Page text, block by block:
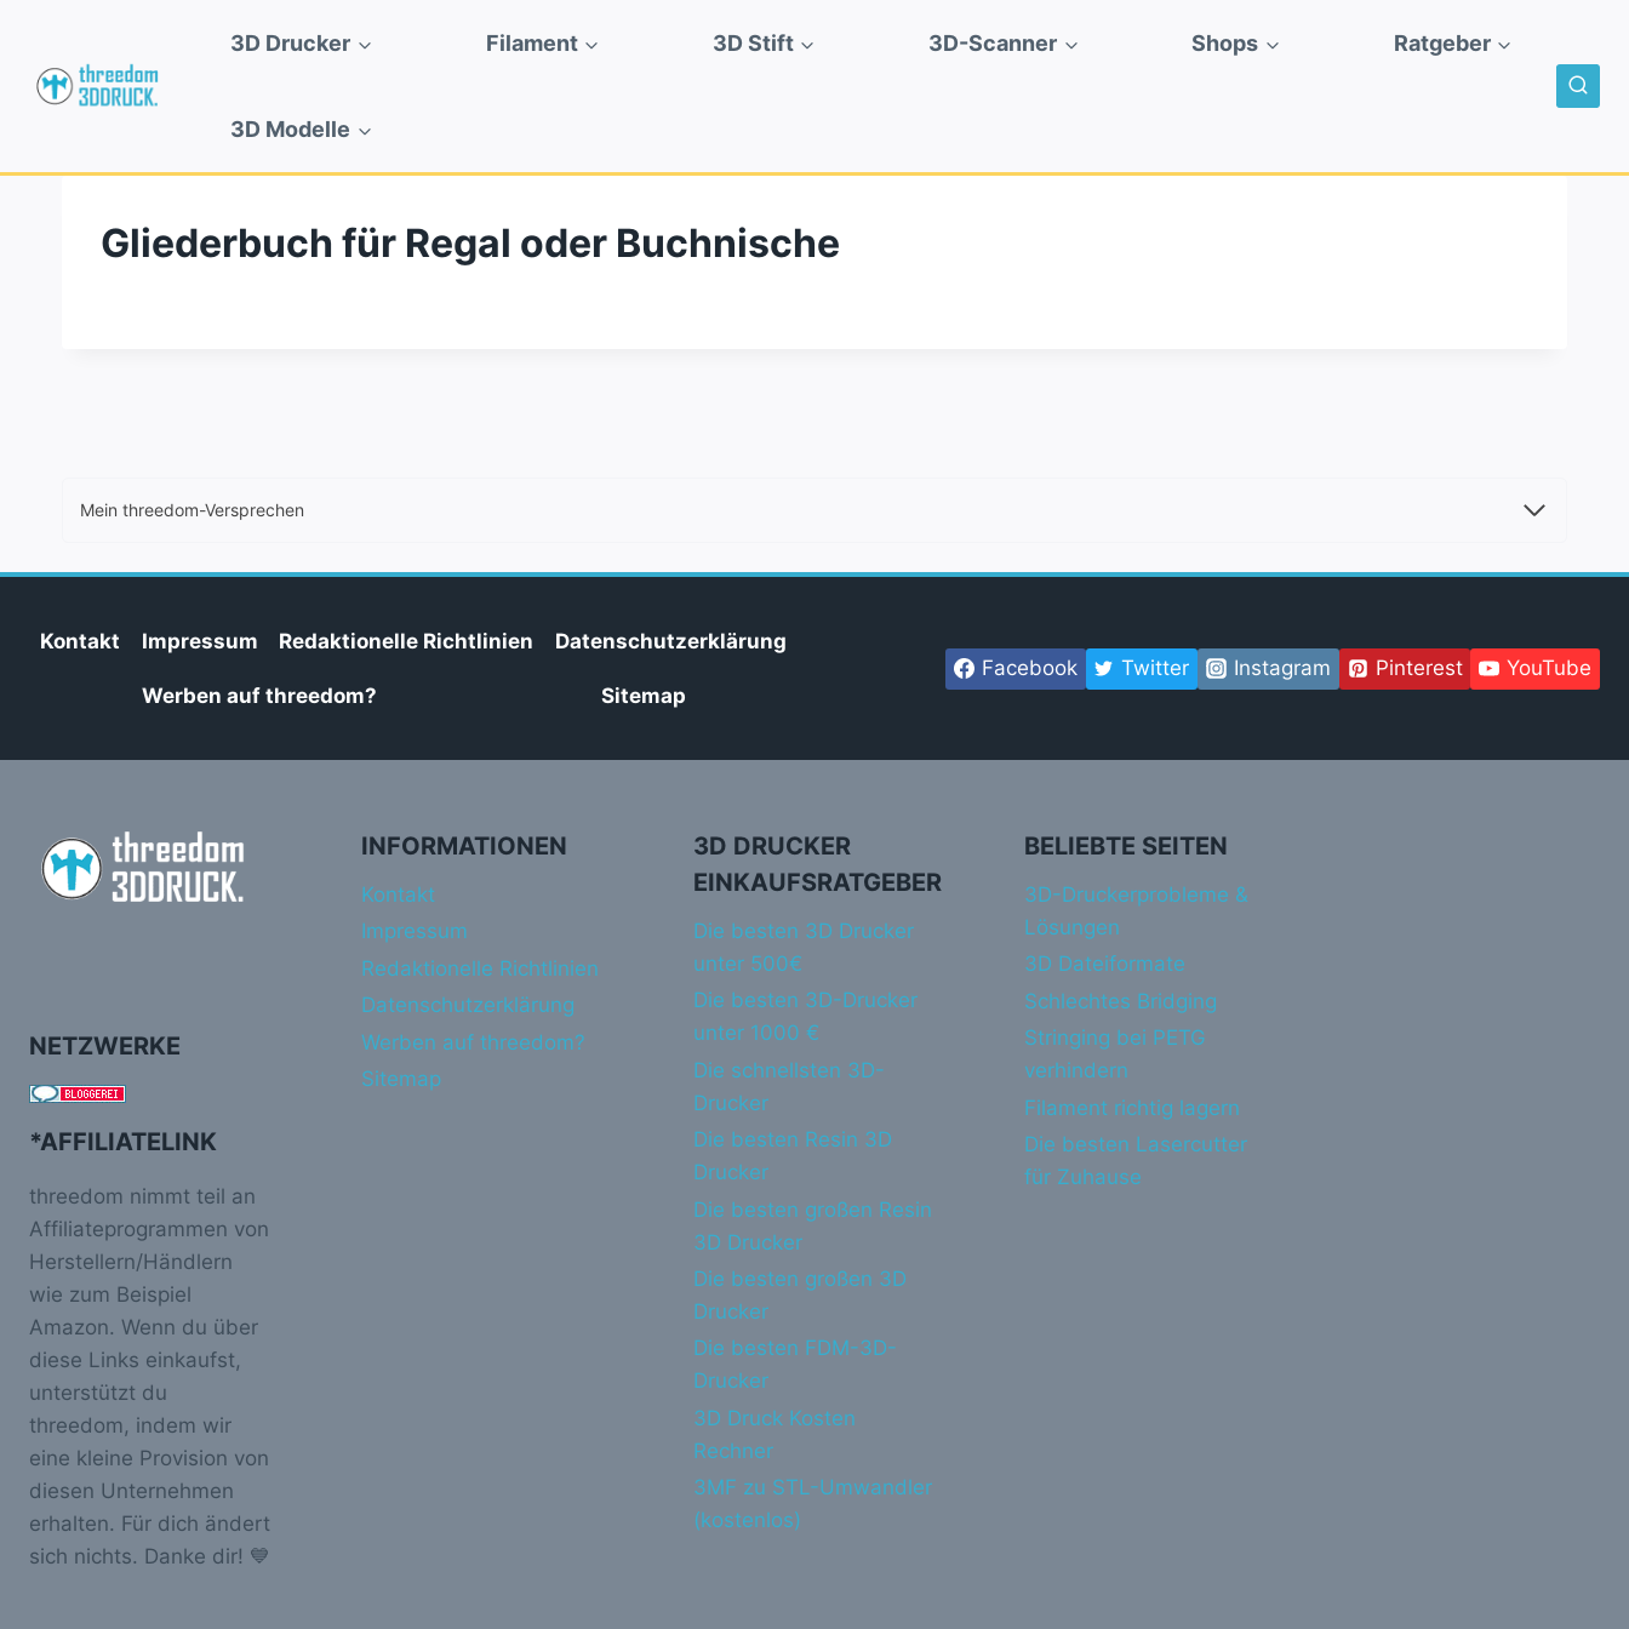
springen
3D Drucker Filament 3D Stift 3D-Scanner Shops Ratgeber
3D Modelle
Gliederbuch für Regal oder Buchnische
Mein threedom-Versprechen
Kontakt Impressum Redaktionelle Richtlinien Datenschutzerklärung
Werben auf threedom? Sitemap
Facebook Twitter Instagram Pinterest YouTube
NETZWERKE
*AFFILIATELINK
threedom nimmt teil an
Affiliateprogrammen von
Herstellern/Händlern
wie zum Beispiel
Amazon. Wenn du über
diese Links einkaufst,
unterstützt du
threedom, indem wir
eine kleine Provision von
diesen Unternehmen
erhalten. Für dich ändert
sich nichts. Danke dir! 💙
INFORMATIONEN
Kontakt
Impressum
Redaktionelle Richtlinien
Datenschutzerklärung
Werben auf threedom?
Sitemap
3D DRUCKER
EINKAUFSRATGEBER
Die besten 3D Drucker
unter 500€
Die besten 3D-Drucker
unter 1000 €
Die schnellsten 3D-
Drucker
Die besten Resin 3D
Drucker
Die besten großen Resin
3D Drucker
Die besten großen 3D
Drucker
Die besten FDM-3D-
Drucker
3D Druck Kosten
Rechner
3MF zu STL-Umwandler
(kostenlos)
BELIEBTE SEITEN
3D-Druckerprobleme &
Lösungen
3D Dateiformate
Schlechtes Bridging
Stringing bei PETG
verhindern
Filament richtig lagern
Die besten Lasercutter
für Zuhause